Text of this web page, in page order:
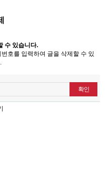
수 있습니다.
호를 입력하여 글을 삭제할 수 있